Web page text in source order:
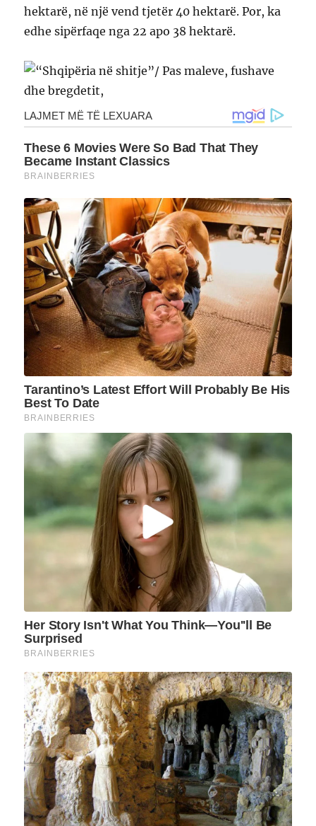
hektarë, në një vend tjetër 40 hektarë. Por, ka
edhe sipërfaqe nga 22 apo 38 hektarë.